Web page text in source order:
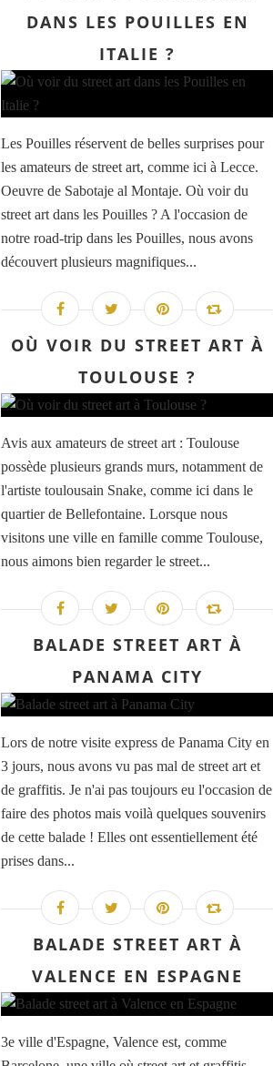
DANS LES POUILLES EN
ITALIE ?
Les Pouilles réservent de belles surprises pour
les amateurs de street art, comme ici à Lecce.
Oeuvre de Sabotaje al Montaje. Où voir du
street art dans les Pouilles ? A l'occasion de
notre road-trip dans les Pouilles, nous avons
découvert plusieurs magnifiques...
OÙ VOIR DU STREET ART À
TOULOUSE ?
Avis aux amateurs de street art : Toulouse
possède plusieurs grands murs, notamment de
l'artiste toulousain Snake, comme ici dans le
quartier de Bellefontaine. Lorsque nous
visitons une ville en famille comme Toulouse,
nous aimons bien regarder le street...
BALADE STREET ART À
PANAMA CITY
Lors de notre visite express de Panama City en
3 jours, nous avons vu pas mal de street art et
de graffitis. Je n'ai pas toujours eu l'occasion de
faire des photos mais voilà quelques souvenirs
de cette balade ! Elles ont essentiellement été
prises dans...
BALADE STREET ART À
VALENCE EN ESPAGNE
3e ville d'Espagne, Valence est, comme